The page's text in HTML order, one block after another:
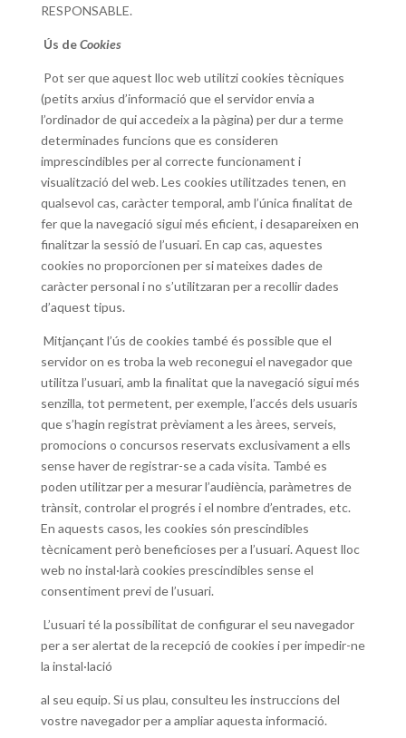
RESPONSABLE.
Ús deCookies
Pot ser que aquest lloc web utilitzi cookies tècniques
(petits arxius d’informació que el servidor envia a
l’ordinador de qui accedeix a la pàgina) per dur a terme
determinades funcions que es consideren
imprescindibles per al correcte funcionament i
visualització del web. Les cookies utilitzades tenen, en
qualsevol cas, caràcter temporal, amb l’única finalitat de
fer que la navegació sigui més eficient, i desapareixen en
finalitzar la sessió de l’usuari. En cap cas, aquestes
cookies no proporcionen per si mateixes dades de
caràcter personal i no s’utilitzaran per a recollir dades
d’aquest tipus.
Mitjançant l’ús de cookies també és possible que el
servidor on es troba la web reconegui el navegador que
utilitza l’usuari, amb la finalitat que la navegació sigui més
senzilla, tot permetent, per exemple, l’accés dels usuaris
que s’hagin registrat prèviament a les àrees, serveis,
promocions o concursos reservats exclusivament a ells
sense haver de registrar-se a cada visita. També es
poden utilitzar per a mesurar l’audiència, paràmetres de
trànsit, controlar el progrés i el nombre d’entrades, etc.
En aquests casos, les cookies són prescindibles
tècnicament però beneficioses per a l’usuari. Aquest lloc
web no instal·larà cookies prescindibles sense el
consentiment previ de l’usuari.
L’usuari té la possibilitat de configurar el seu navegador
per a ser alertat de la recepció de cookies i per impedir-ne
la instal·lació
al seu equip. Si us plau, consulteu les instruccions del
vostre navegador per a ampliar aquesta informació.